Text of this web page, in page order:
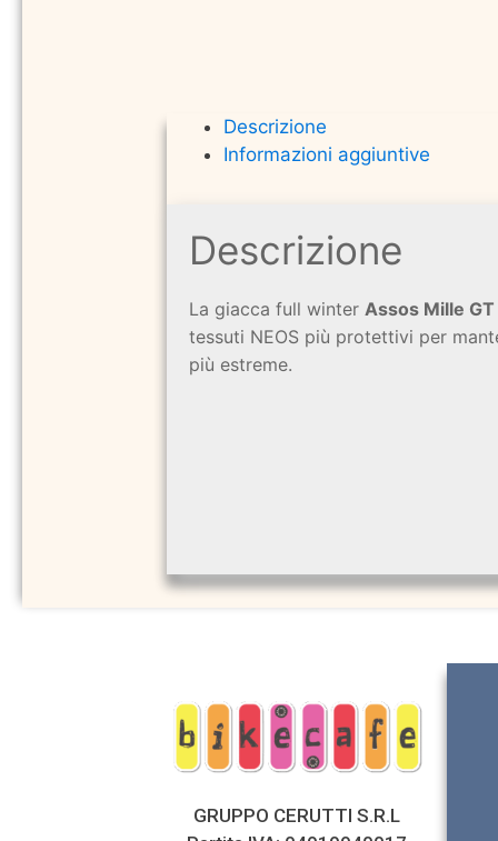
Descrizione
Informazioni aggiuntive
Descrizione
La giacca full winterAssos Mille
tessuti NEOS più protettivi per
più estreme.
GRUPPO CERUTTI S.R.L